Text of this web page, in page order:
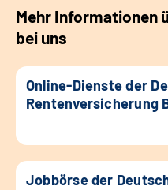
Mehr Informationen
bei uns
Online-Dienste der
Rentenversicherung
Jobbörse der